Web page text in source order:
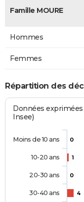
Famille MOURE
Hommes
Femmes
Répartition des
Données
Insee)
0
1
0
4
Moins de 10 ans
10-20 ans
20-30 ans
30-40 ans